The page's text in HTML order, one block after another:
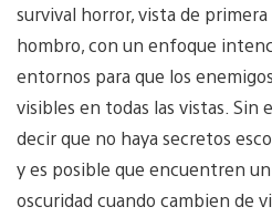
survival horror, vista de
hombro, con un enfoque
entornos para que los
visibles en todas las vistas. Sin
decir que no haya secretos
y es posible que encuentren
oscuridad cuando cambien de